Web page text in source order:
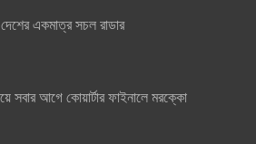
একমাত্র সচল রাডার
সবার আগে কোয়ার্টার ফাইনালে মরক্কো